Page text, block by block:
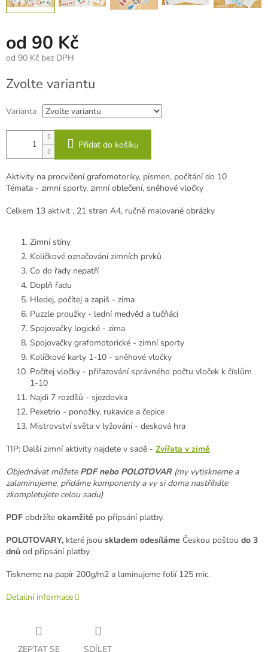
od 90 Kč
od 90 Kč bez DPH
cena:
Zvolte variantu
Varianta
Přidat do košíku
Aktivity na procvičení grafomotoriky, písmen, počítání do 10
Témata - zimní sporty, zimní oblečení, sněhové vločky
Celkem 13 aktivit , 21 stran A4, ručně malované obrázky
Zimní stíny
Količkové označování zimních prvků
Co do řady nepatří
Doplň řadu
Hledej, počítej a zapiš - zima
Puzzle proužky - lední medvěd a tučňáci
Spojovačky logické - zima
Spojovačky grafomotorické - zimní sporty
Kolíčkové karty 1-10 - sněhové vločky
Počítej vločky - přiřazování správného počtu vloček k číslům
1-10
Najdi 7 rozdílů - sjezdovka
Pexetrio - ponožky, rukavice a čepice
Mistrovství světa v lyžování - desková hra
TIP: Další zimní aktivity najdete v sadě - Zvířata v zimě
Objednávat můžete PDF nebo POLOTOVAR (my vytiskneme a
zalaminujeme, přidáme komponenty a vy si doma nastříháte
zkompletujete celou sadu)
PDF obdržíte okamžitě po připsání platby.
POLOTOVARY, které jsou skladem odesíláme Českou poštou do 3
dnů od připsání platby.
Tiskneme na papír 200g/m2 a laminujeme folií 125 mic.
Detailní informace
ZEPTAT SE SDÍLET